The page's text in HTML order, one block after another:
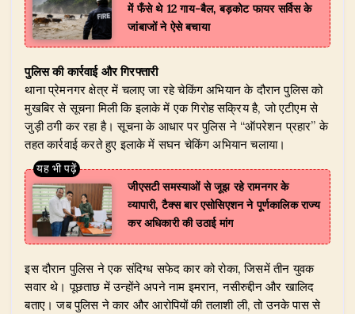
में फँसे थे 12 गाय-बैल, बड़कोट फायर सर्विस के
जांबाजों ने ऐसे बचाया
पुलिस की कार्रवाई और गिरफ्तारी
थाना प्रेमनगर क्षेत्र में चलाए जा रहे चेकिंग अभियान के दौरान पुलिस को
मुखबिर से सूचना मिली कि इलाके में एक गिरोह सक्रिय है, जो एटीएम से
जुड़ी ठगी कर रहा है। सूचना के आधार पर पुलिस ने “ऑपरेशन प्रहार” के
तहत कार्रवाई करते हुए इलाके में सघन चेकिंग अभियान चलाया।
जीएसटी समस्याओं से जूझ रहे रामनगर के
व्यापारी, टैक्स बार एसोसिएशन ने पूर्णकालिक राज्य
कर अधिकारी की उठाई मांग
इस दौरान पुलिस ने एक संदिग्ध सफेद कार को रोका, जिसमें तीन युवक
सवार थे। पूछताछ में उन्होंने अपने नाम इमरान, नसीरुद्दीन और खालिद
बताए। जब पुलिस ने कार और आरोपियों की तलाशी ली, तो उनके पास से